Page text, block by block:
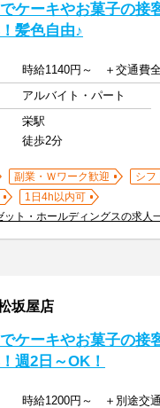
でケーキやお菓子の
髪色自由♪
時給1140円～ ＋交通費
アルバイト・パート
栄駅
徒歩2分
副業・Ｗワーク歓迎
シフ
1日4h以内可
ット・ホールディングスの求人
坂屋店
でケーキやお菓子の
週2日～OK！
時給1200円～ ＋別途交